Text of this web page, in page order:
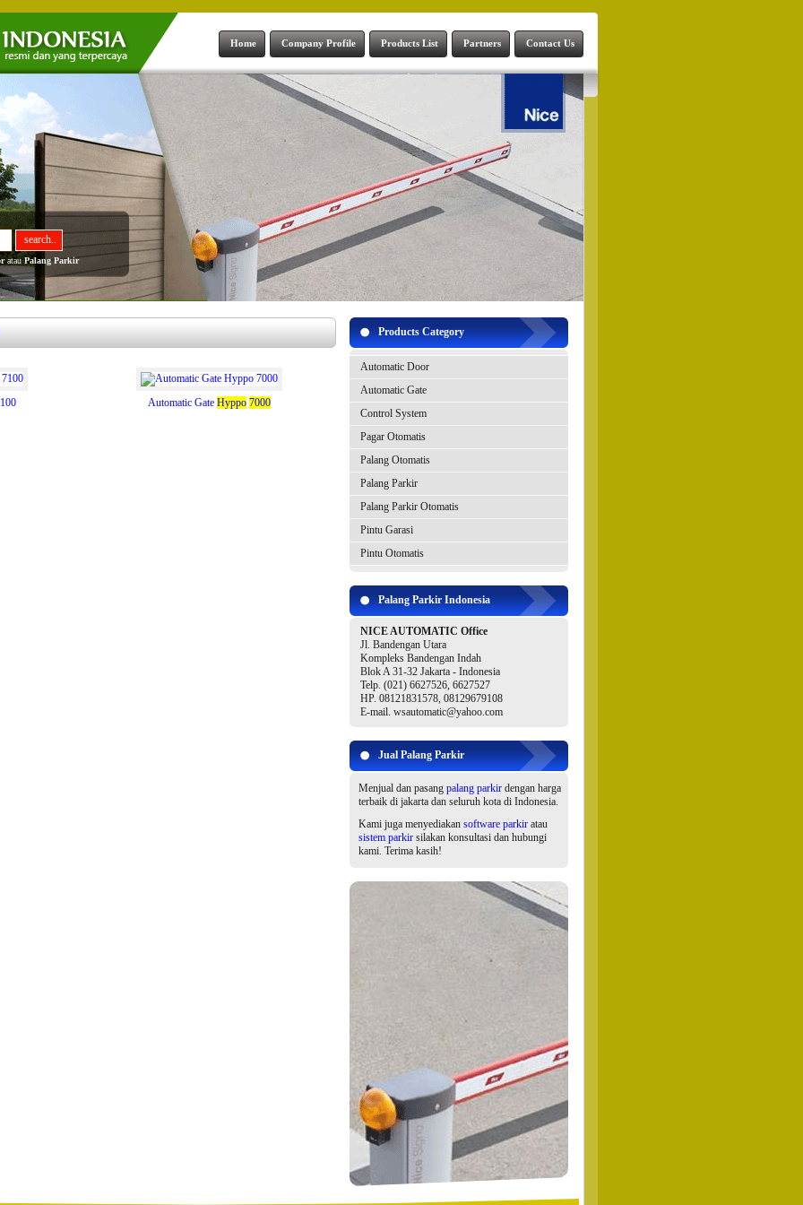
Contact Us
Partners
Products List
Company Profile
Home
atauPalang Parkir
Automatic Gate Hyppo 7000
Products Category
Automatic Door
Automatic Gate
Control System
Pagar Otomatis
Palang Otomatis
Palang Parkir
Palang Parkir Otomatis
Pintu Garasi
Pintu Otomatis
Palang Parkir Indonesia
NICE AUTOMATIC Office
Jl. Bandengan Utara
Kompleks Bandengan Indah
Blok A 31-32 Jakarta - Indonesia
Telp. (021) 6627526, 6627527
HP. 08121831578, 08129679108
E-mail. wsautomatic@yahoo.com
Jual Palang Parkir
Menjual dan pasang palang parkirdengan harga
terbaik di jakarta dan seluruh kota di Indonesia.
Kami juga menyediakan software parkiratau
sistem parkirsilakan konsultasi dan hubungi
kami. Terima kasih!